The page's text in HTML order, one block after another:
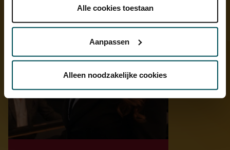
Lees onze cookieverklaring hier. Lees onze
Via decookieverklaringop onze website kunt u uw
We werken samen met
Alle cookies toestaan
Aanpassen
Alleen noodzakelijke cookies